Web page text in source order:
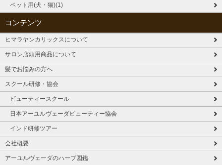
ペット用(犬・猫)(1)
コンテンツ
ヒマラヤンカリックスについて
サロン店頭用商品について
髪でお悩みの方へ
スクール研修・協会
ビューティースクール
日本アーユルヴェーダビューティー協会
インド研修ツアー
会社概要
アーユルヴェーダのハーブ図鑑